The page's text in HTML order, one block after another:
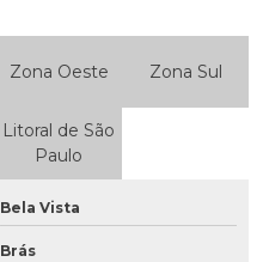
Zona Oeste Zona Sul
Litoral de São
Paulo
Bela Vista
Brás